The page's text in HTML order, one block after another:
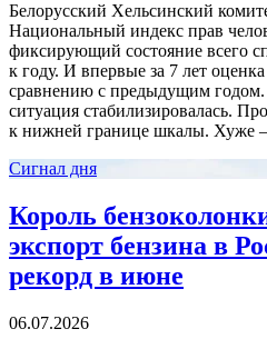
Белорусский Хельсинский
Национальный индекс прав
фиксирующий состояние всего
к году. И впервые за 7 лет
сравнению с предыдущим годом.
ситуация стабилизировалась.
к нижней границе шкалы. Хуже
Сигнал дня
Король
экспорт бензина в
рекорд в июне
06.07.2026